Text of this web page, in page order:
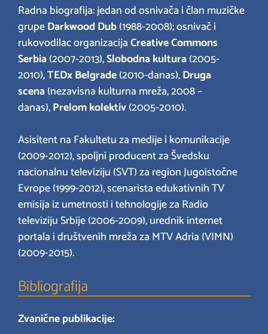
Radna biografija: jedan od osnivača i član muzičke
grupeDarkwood Dub(1988-2008); osnivač i
rukovodilac organizacijaCreative Commons
Serbia(2007-2013),Slobodna kultura(2005-
2010),TEDx Belgrade(2010-danas),Druga
scena(nezavisna kulturna mreža, 2008 –
danas),Prelom kolektiv(2005-2010).
Asisitent na Fakultetu za medije i komunikacije
(2009-2012), spoljni producent za Švedsku
nacionalnu televiziju (SVT) za region Jugoistočne
Evrope (1999-2012), scenarista edukativnih TV
emisija iz umetnosti i tehnologije za Radio
televiziju Srbije (2006-2009), urednik internet
portala i društvenih mreža za MTV Adria (VIMN)
(2009-2015).
Bibliografija
Zvanične publikacije: